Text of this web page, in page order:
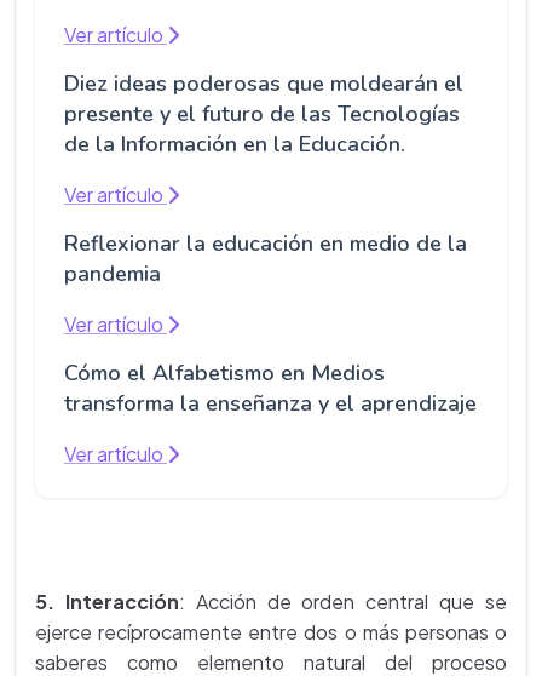
Ver artículo
Diez ideas poderosas que moldearán el
presente y el futuro de las Tecnologías
de la Información en la Educación.
Ver artículo
Reflexionar la educación en medio de la
pandemia
Ver artículo
Cómo el Alfabetismo en Medios
transforma la enseñanza y el aprendizaje
Ver artículo
5. Interacción: Acción de orden central que se
ejerce recíprocamente entre dos o más personas o
saberes como elemento natural del proceso